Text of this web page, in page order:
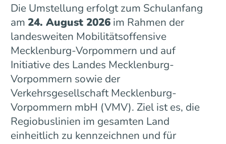
Die Umstellung erfolgt zum Schulanfang
am 24. August 2026im Rahmen der
landesweiten Mobilitätsoffensive
Mecklenburg-Vorpommern und auf
Initiative des Landes Mecklenburg-
Vorpommern sowie der
Verkehrsgesellschaft Mecklenburg-
Vorpommern mbH (VMV). Ziel ist es, die
Regiobuslinien im gesamten Land
einheitlich zu kennzeichnen und für